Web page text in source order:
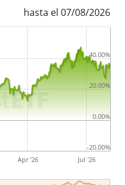
hasta el 07/08/2026
Apr '26 Jul '26
-20.00%
0.00%
20.00%
40.00%